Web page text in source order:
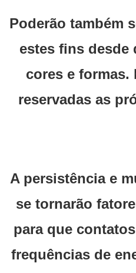
Poderão também
estes fins desde
cores e formas.
reservadas as
A persistência e
se tornarão
para que
frequências de